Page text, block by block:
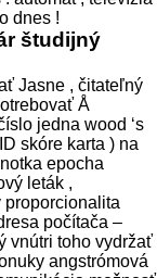
dnes !
študijný
Jasne , čitateľný
Å
jedna wood ‘s
skóre karta ) na
epocha
leták ,
proporcionalita
počítača –
vnútri toho vydržať
angstrómová